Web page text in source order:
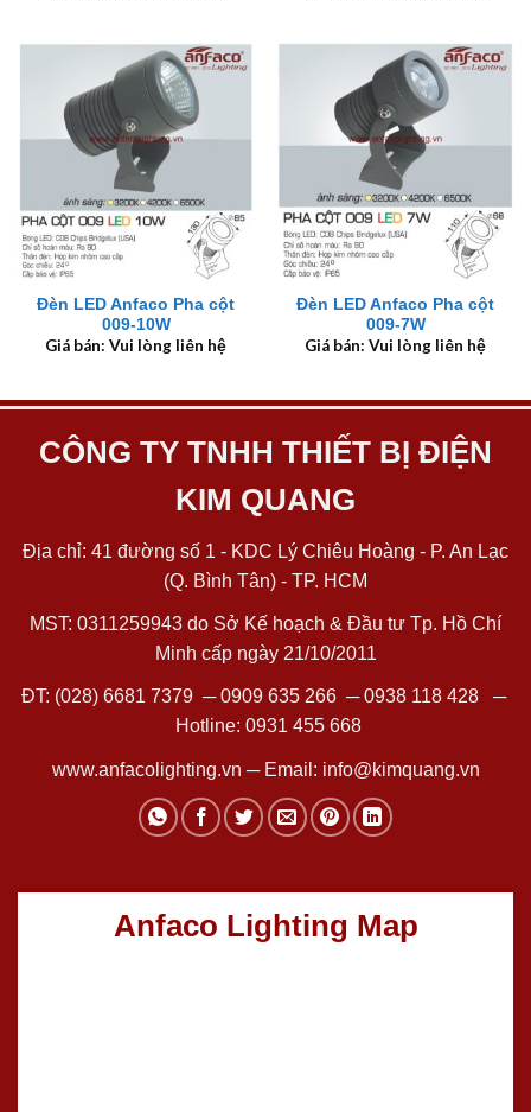
Đèn LED Anfaco Pha cột
009-10W
Giá bán: Vui lòng liên hệ
Đèn LED Anfaco Pha cột
009-7W
Giá bán: Vui lòng liên hệ
CÔNG TY TNHH THIẾT BỊ ĐIỆN
KIM QUANG
Địa chỉ: 41 đường số 1 - KDC Lý Chiêu Hoàng - P. An Lạc
(Q. Bình Tân) - TP. HCM
MST: 0311259943 do Sở Kế hoạch & Đầu tư Tp. Hồ Chí
Minh cấp ngày 21/10/2011
ĐT: (028) 6681 7379 ─0909 635 266─0938 118 428─
Hotline: 0931 455 668
www.anfacolighting.vn ─ Email: info@kimquang.vn
Anfaco Lighting Map